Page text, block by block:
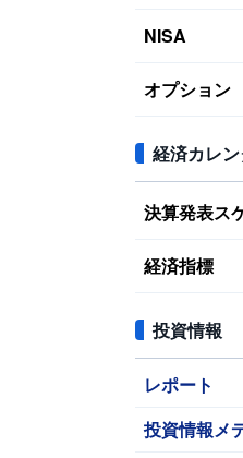
NISA
オプション
経済カレ
決算発表ス
経済指標
投資情報
レポート
投資情報メ